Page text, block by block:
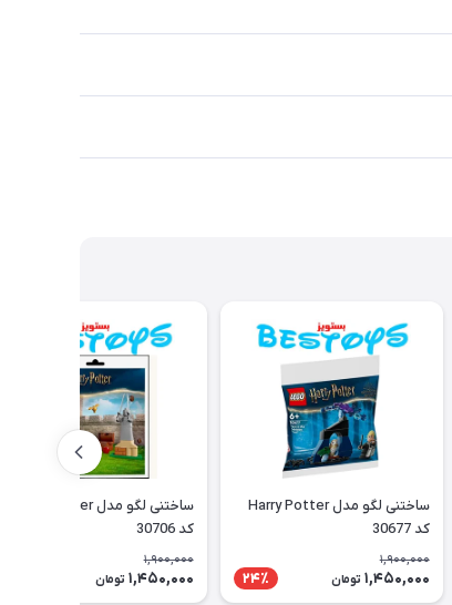
ساختنی لگو مدل Harry Potter
کد 30677
1,900,000
1,450,000 تومان 24٪
ساختنی لگو مدل Harry Potter
کد 30706
1,900,000
1,450,000 تومان